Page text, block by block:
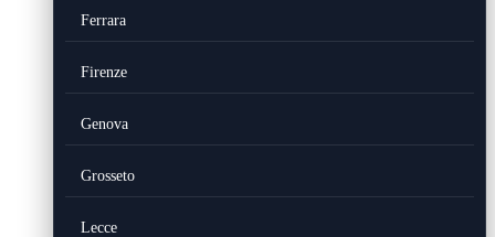
Ferrara
Firenze
Genova
Grosseto
Lecce